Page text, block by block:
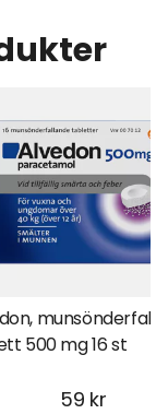
500 mg 16 st
59 kr